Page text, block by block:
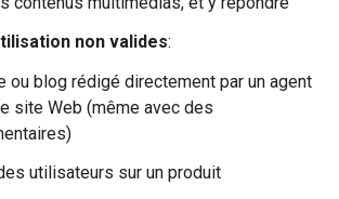
non valides:
ou blog rédigé directement par un agent
site Web (même avec des
utilisateurs sur un produit